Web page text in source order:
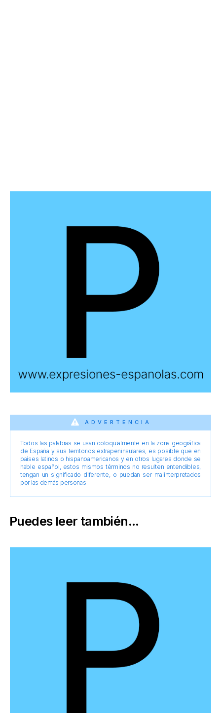
ADVERTENCIA
Todos las palabras se usan coloquialmente en la zona geográfica
de España y sus territorios extrapeninsulares, es posible que en
países latinos o hispanoamericanos y en otros lugares donde se
hable español, estos mismos términos no resulten entendibles,
tengan un significado diferente, o puedan ser malinterpretados
por las demás personas
Puedes leer también...